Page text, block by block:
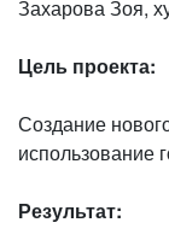
Захарова Зоя,
Цель проекта:
Создание
использование
Результат: